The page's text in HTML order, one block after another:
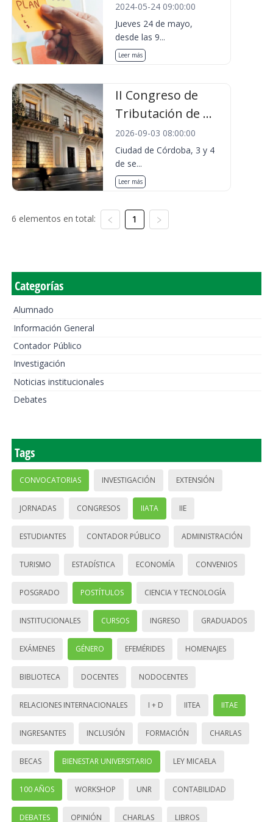
2024-05-24 09:00:00
Jueves 24 de mayo,
desde las 9...
Leer más
II Congreso de
Tributación de ...
2026-09-03 08:00:00
Ciudad de Córdoba, 3 y 4
de se...
Leer más
6 elementos en total: 1
Categorías
Alumnado
Información General
Contador Público
Investigación
Noticias institucionales
Debates
Tags
CONVOCATORIAS INVESTIGACIÓN EXTENSIÓN
JORNADAS CONGRESOS IIATA IIE
ESTUDIANTES CONTADOR PÚBLICO ADMINISTRACIÓN
TURISMO ESTADÍSTICA ECONOMÍA CONVENIOS
POSGRADO POSTÍTULOS CIENCIA Y TECNOLOGÍA
INSTITUCIONALES CURSOS INGRESO GRADUADOS
EXÁMENES GÉNERO EFEMÉRIDES HOMENAJES
BIBLIOTECA DOCENTES NODOCENTES
RELACIONES INTERNACIONALES I + D IITEA IITAE
INGRESANTES INCLUSIÓN FORMACIÓN CHARLAS
BECAS BIENESTAR UNIVERSITARIO LEY MICAELA
100 AÑOS WORKSHOP UNR CONTABILIDAD
DEBATES OPINIÓN CHARLAS LIBROS